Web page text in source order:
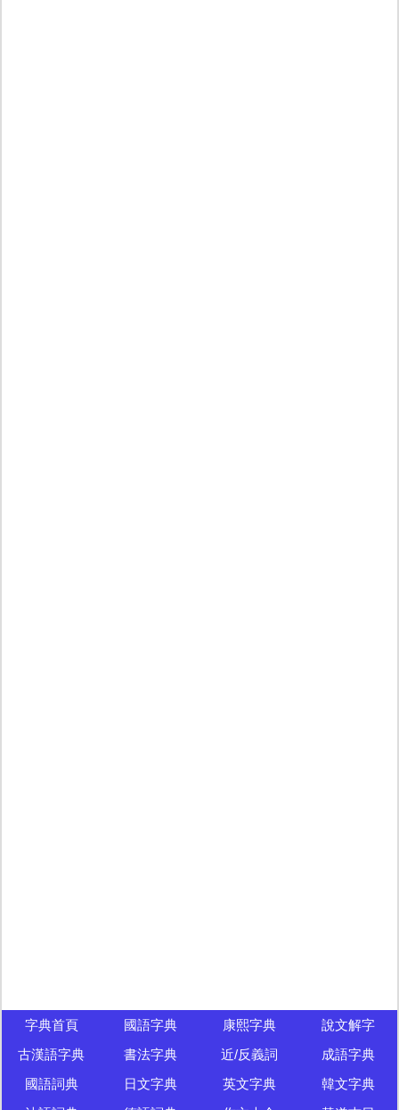
字典首頁 國語字典 康熙字典
說文解字
古漢語字典
書法字典 近/反義詞
成語字典
國語詞典
日文字典 英文字典
韓文字典